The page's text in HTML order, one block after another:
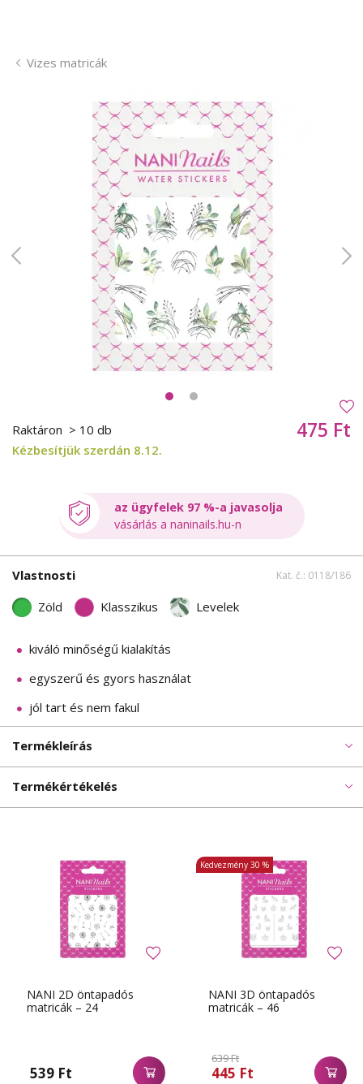
Vizes matricák
Raktáron > 10 db
Kézbesítjük szerdán 8.12.
475 Ft
az ügyfelek 97 %-a javasolja
vásárlás a naninails.hu-n
Vlastnosti Kat. č.: 0118/186
Zöld Klasszikus Levelek
kiváló minőségű kialakítás
egyszerű és gyors használat
jól tart és nem fakul
Termékleírás
Termékértékelés
NANI 2D öntapadós
matricák – 24
539 Ft
NANI 3D öntapadós
matricák – 46
639 Ft
445 Ft
Kedvezmény 30 %